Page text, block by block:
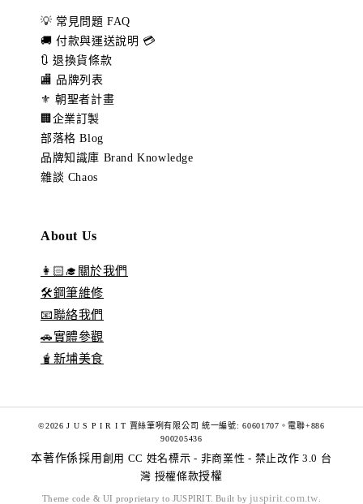
💡 常見問題 FAQ
🚚 付款與運送說明 💳
🔃 退換貨條款
🏬 品牌列表
⚜️ 朝聖者計畫
🏢企業訂製
部落格 Blog
品牌知識庫 Brand Knowledge
雜談 Chaos
About Us
👩🏻‍🎓關於我們
🛠️鋼筆維修
📧聯絡我們
🚗實體參觀
🧋新埔美食
©2026 J U S P I R I T 賈絲筆咧有限公司 統一編號: 60601707。電聯+886
900205436
本著作係採用 創用 CC 姓名標示 - 非商業性 - 禁止改作 3.0 台
灣 授權條款授權
Theme code & UI proprietary to JUSPIRIT. Built by juspirit.com.tw